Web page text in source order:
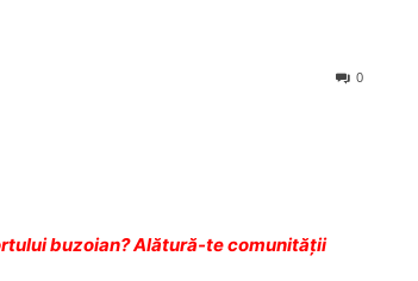
0
buzoian? Alătură-te comunității